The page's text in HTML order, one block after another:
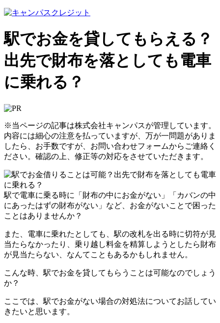
駅でお金を貸してもらえる？
出先で財布を落としても電車
に乗れる？
※当ページの記事は株式会社キャンパスが管理しています。
内容には細心の注意を払っていますが、万が一問題がありま
したら、お手数ですが、お問い合わせフォームからご連絡く
ださい。確認の上、修正等の対応をさせていただきます。
駅で電車に乗る時に「財布の中にお金がない」「カバンの中
にあったはずの財布がない」など、お金がないことで困った
ことはありませんか？
また、電車に乗れたとしても、駅の改札を出る時に切符が見
当たらなかったり、乗り越し料金を精算しようとしたら財布
が見当たらない、なんてこともあるかもしれません。
こんな時、駅でお金を貸してもらうことは可能なのでしょう
か？
ここでは、駅でお金がない場合の対処法についてお話してい
きたいと思います。